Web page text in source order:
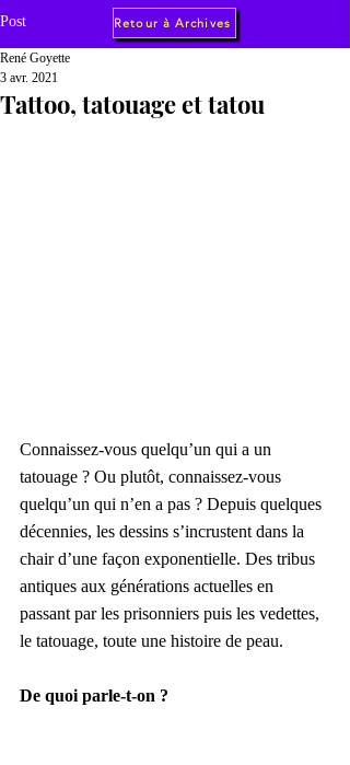
Post
Tattoo, tatouage et tatou
René Goyette
3 avr. 2021
Connaissez-vous quelqu’un qui a un
tatouage ? Ou plutôt, connaissez-vous
quelqu’un qui n’en a pas ? Depuis quelques
décennies, les dessins s’incrustent dans la
chair d’une façon exponentielle. Des tribus
antiques aux générations actuelles en
passant par les prisonniers puis les vedettes,
le tatouage, toute une histoire de peau.
De quoi parle-t-on ?
Retour à Archives